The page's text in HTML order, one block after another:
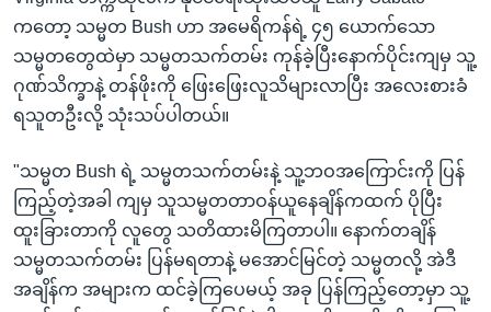
ကတော့ သမ္မတ Bush ဟာ အမေရိကန်ရဲ့ ၄၅ ယောက်သော
သမ္မတတွေထဲမှာ သမ္မတသက်တမ်း ကုန်ခဲ့ပြီးနောက်ပိုင်းကျမှ သူ့
ဂုဏ်သိက္ခာနဲ့ တန်ဖိုးကို ဖြေးဖြေးလူသိများလာပြီး အလေးစားခံ
ရသူတဦးလို့ သုံးသပ်ပါတယ်။
"သမ္မတ Bush ရဲ့ သမ္မတသက်တမ်းနဲ့ သူ့ဘဝအကြောင်းကို ပြန်
ကြည့်တဲ့အခါ ကျမှ သူသမ္မတတာဝန်ယူနေချိန်ကထက် ပိုပြီး
ထူးခြားတာကို လူတွေ သတိထားမိကြတာပါ။ နောက်တချိန်
သမ္မတသက်တမ်း ပြန်မရတာနဲ့ မအောင်မြင်တဲ့ သမ္မတလို့ အဲဒီ
အချိန်က အများက ထင်ခဲ့ကြပေမယ့် အခု ပြန်ကြည့်တော့မှာ သူ့